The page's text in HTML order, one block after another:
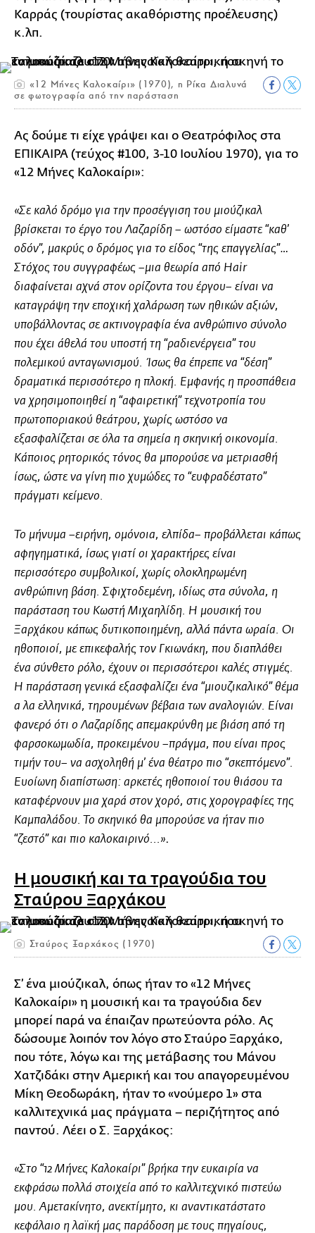
Καρράς (τουρίστας ακαθόριστης προέλευσης)
κ.λπ.
«12 Μήνες Καλοκαίρι» (1970), η Ρίκα Διαλυνά
σε φωτογραφία από την παράσταση
Ας δούμε τι είχε γράψει και ο Θεατρόφιλος στα
ΕΠΙΚΑΙΡΑ (τεύχος #100, 3-10 Ιουλίου 1970), για το
«12 Μήνες Καλοκαίρι»:
«Σε καλό δρόμο για την προσέγγιση του μιούζικαλ
βρίσκεται το έργο του Λαζαρίδη – ωστόσο είμαστε “καθ’
οδόν”, μακρύς ο δρόμος για το είδος “της επαγγελίας”…
Στόχος του συγγραφέως –μια θεωρία από Hair
διαφαίνεται αχνά στον ορίζοντα του έργου– είναι να
καταγράψη την εποχική χαλάρωση των ηθικών αξιών,
υποβάλλοντας σε ακτινογραφία ένα ανθρώπινο σύνολο
που έχει άθελά του υποστή τη “ραδιενέργεια” του
πολεμικού ανταγωνισμού. Ίσως θα έπρεπε να “δέση”
δραματικά περισσότερο η πλοκή. Εμφανής η προσπάθεια
να χρησιμοποιηθεί η “αφαιρετική” τεχνοτροπία του
πρωτοποριακού θεάτρου, χωρίς ωστόσο να
εξασφαλίζεται σε όλα τα σημεία η σκηνική οικονομία.
Κάποιος ρητορικός τόνος θα μπορούσε να μετριασθή
ίσως, ώστε να γίνη πιο χυμώδες το “ευφραδέστατο”
πράγματι κείμενο.
Το μήνυμα –ειρήνη, ομόνοια, ελπίδα– προβάλλεται κάπως
αφηγηματικά, ίσως γιατί οι χαρακτήρες είναι
περισσότερο συμβολικοί, χωρίς ολοκληρωμένη
ανθρώπινη βάση. Σφιχτοδεμένη, ιδίως στα σύνολα, η
παράσταση του Κωστή Μιχαηλίδη. Η μουσική του
Ξαρχάκου κάπως δυτικοποιημένη, αλλά πάντα ωραία. Οι
ηθοποιοί, με επικεφαλής τον Γκιωνάκη, που διαπλάθει
ένα σύνθετο ρόλο, έχουν οι περισσότεροι καλές στιγμές.
Η παράσταση γενικά εξασφαλίζει ένα “μιουζικαλικό” θέμα
α λα ελληνικά, τηρουμένων βέβαια των αναλογιών. Είναι
φανερό ότι ο Λαζαρίδης απεμακρύνθη με βιάση από τη
φαρσοκωμωδία, προκειμένου –πράγμα, που είναι προς
τιμήν του– να ασχοληθή μ’ ένα θέατρο πιο “σκεπτόμενο”.
Ευοίωνη διαπίστωση: αρκετές ηθοποιοί του θιάσου τα
καταφέρνουν μια χαρά στον χορό, στις χορογραφίες της
Καμπαλάδου. Το σκηνικό θα μπορούσε να ήταν πιο
“ζεστό” και πιο καλοκαιρινό...».
Η μουσική και τα τραγούδια του
Σταύρου Ξαρχάκου
Σταύρος Ξαρχάκος (1970)
Σ’ ένα μιούζικαλ, όπως ήταν το «12 Μήνες
Καλοκαίρι» η μουσική και τα τραγούδια δεν
μπορεί παρά να έπαιζαν πρωτεύοντα ρόλο. Ας
δώσουμε λοιπόν τον λόγο στο Σταύρο Ξαρχάκο,
που τότε, λόγω και της μετάβασης του Μάνου
Χατζιδάκι στην Αμερική και του απαγορευμένου
Μίκη Θεοδωράκη, ήταν το «νούμερο 1» στα
καλλιτεχνικά μας πράγματα – περιζήτητος από
παντού. Λέει ο Σ. Ξαρχάκος:
«Στο “12 Μήνες Καλοκαίρι” βρήκα την ευκαιρία να
εκφράσω πολλά στοιχεία από το καλλιτεχνικό πιστεύω
μου. Αμετακίνητο, ανεκτίμητο, κι αναντικατάστατο
κεφάλαιο η λαϊκή μας παράδοση με τους πηγαίους,